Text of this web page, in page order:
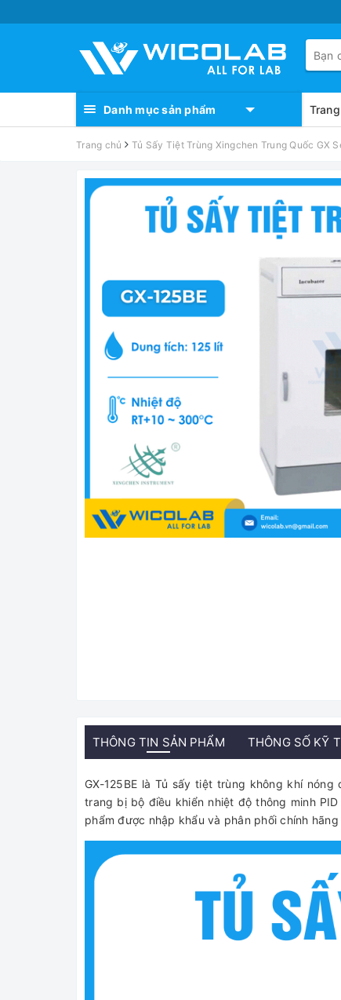
Danh mục sản phẩm
Trang chủ Tủ Sấy Tiệt Trùng Xingchen Trung Quốc GX
THÔNG TIN SẢN PHẨM THÔNG SỐ KỸ
GX-125BE là Tủ sấy tiệt trùng không khí
trang bị bộ điều khiển nhiệt độ thông minh
phẩm được nhập khẩu và phân phối chính